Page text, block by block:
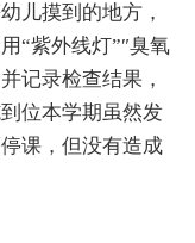
儿摸到的地方，
“紫外线灯”″臭氧
记录检查结果，
位本学期虽然发
课，但没有造成